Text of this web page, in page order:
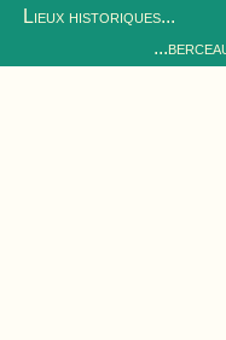
Lieux historiques...